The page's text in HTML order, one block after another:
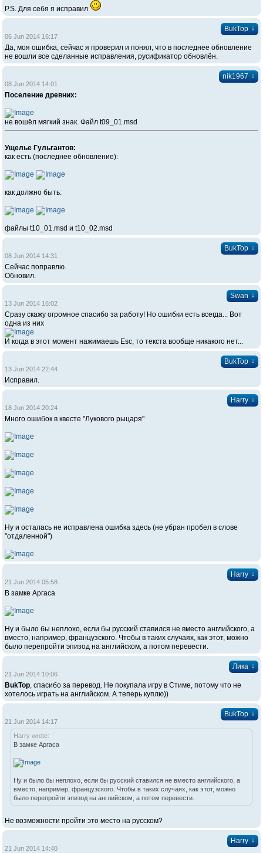
P.S. Для себя я исправил
BukTop ↓
06 Jun 2014 16:17
Да, моя ошибка, сейчас я проверил и понял, что в последнее обновление
не вошли все сделанные исправления, русификатор обновлён.
nik1967 ↓
08 Jun 2014 14:01
Поселение древних:
не вошёл мягкий знак. Файл t09_01.msd
Ущелье Гульгантов:
как есть (последнее обновление):
как должно быть:
файлы t10_01.msd и t10_02.msd
BukTop ↓
08 Jun 2014 14:31
Сейчас поправлю.
Обновил.
Swan ↓
13 Jun 2014 16:02
Сразу скажу огромное спасибо за работу! Но ошибки есть всегда... Вот
одна из них
И когда в этот момент нажимаешь Esc, то текста вообще никакого нет...
BukTop ↓
13 Jun 2014 22:44
Исправил.
Harry ↓
18 Jun 2014 20:24
Много ошибок в квесте "Лукового рыцаря"
Ну и осталась не исправлена ошибка здесь (не убран пробел в слове
"отдаленной")
Harry ↓
21 Jun 2014 05:58
В замке Аргаса
Ну и было бы неплохо, если бы русский ставился не вместо английского, а
вместо, например, французского. Чтобы в таких случаях, как этот, можно
было перепройти эпизод на английском, а потом перевести.
Лика ↓
21 Jun 2014 10:06
BukTop, спасибо за перевод. Не покупала игру в Стиме, потому что не
хотелось играть на английском. А теперь куплю))
BukTop ↓
21 Jun 2014 14:17
Harry wrote:
В замке Аргаса
Ну и было бы неплохо, если бы русский ставился не вместо английского, а
вместо, например, французского. Чтобы в таких случаях, как этот, можно
было перепройти эпизод на английском, а потом перевести.
Не возможности пройти это место на русском?
Harry ↓
21 Jun 2014 14:40